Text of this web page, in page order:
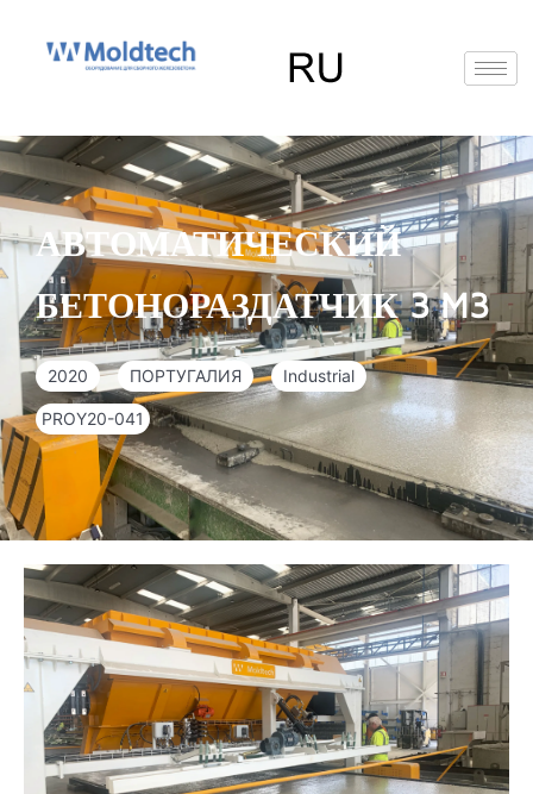
содержимому
ES
Deutsch(Немецкий)
АВТОМАТИЧЕСКИЙ
БЕТОНОРАЗДАТЧИК 3 M3
2020 ПОРТУГАЛИЯ Industrial
PROY20-041